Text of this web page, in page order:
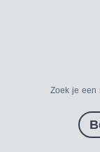
Zoek je een